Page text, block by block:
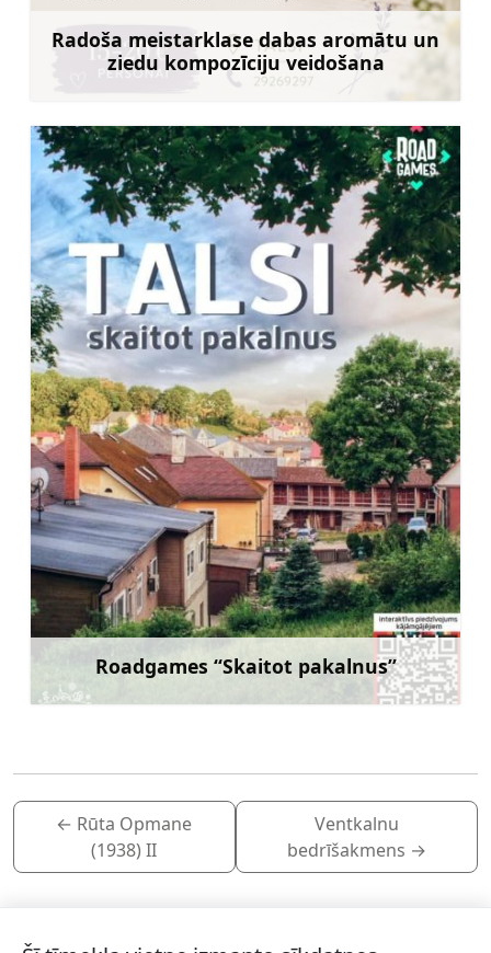
Radoša meistarklase dabas aromātu un
ziedu kompozīciju veidošana
Uzzināt vairāk
Roadgames “Skaitot pakalnus”
Uzzināt vairāk
← Rūta Opmane
(1938) II
Ventkalnu
bedrīšakmens →